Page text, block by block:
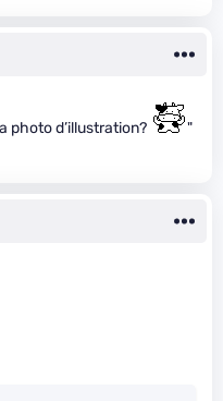
photo d’illustration?
"